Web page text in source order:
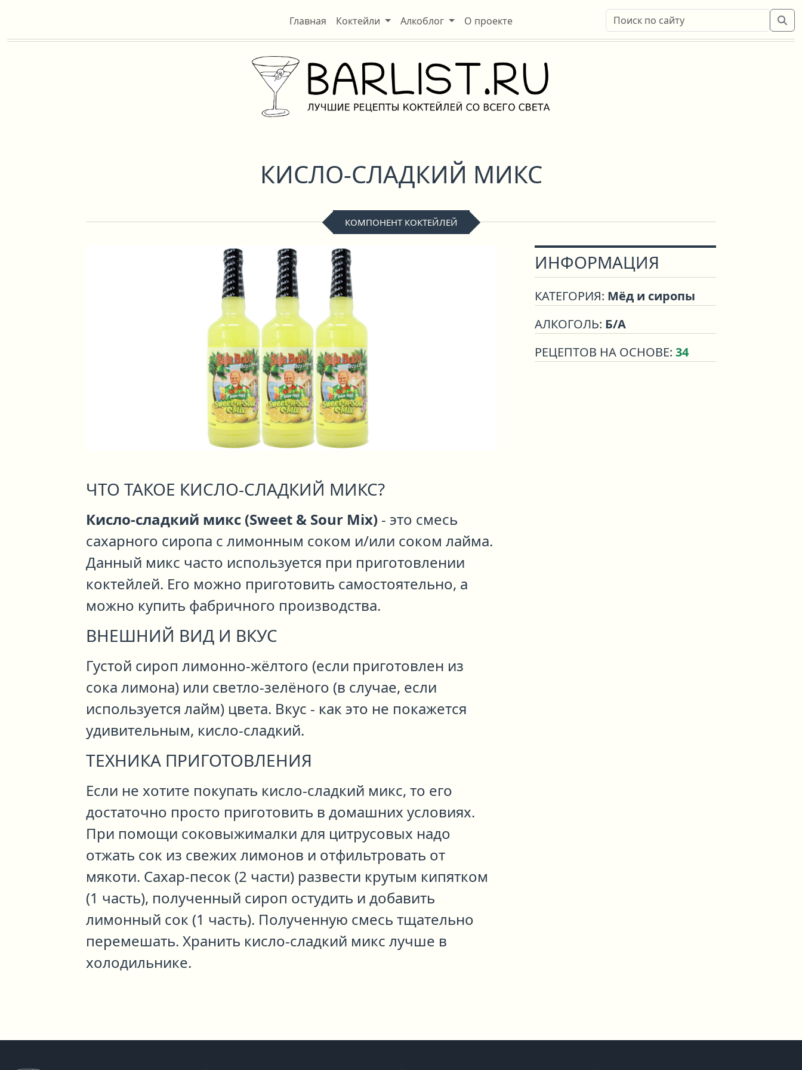
Главная Коктейли Алкоблог О проекте
КИСЛО-СЛАДКИЙ МИКС
КОМПОНЕНТ КОКТЕЙЛЕЙ
ЧТО ТАКОЕ КИСЛО-СЛАДКИЙ МИКС?
Кисло-сладкий микс (Sweet & Sour Mix) - это смесь
сахарного сиропа с лимонным соком и/или соком лайма.
Данный микс часто используется при приготовлении
коктейлей. Его можно приготовить самостоятельно, а
можно купить фабричного производства.
ВНЕШНИЙ ВИД И ВКУС
Густой сироп лимонно-жёлтого (если приготовлен из
сока лимона) или светло-зелёного (в случае, если
используется лайм) цвета. Вкус - как это не покажется
удивительным, кисло-сладкий.
ТЕХНИКА ПРИГОТОВЛЕНИЯ
Если не хотите покупать кисло-сладкий микс, то его
достаточно просто приготовить в домашних условиях.
При помощи соковыжималки для цитрусовых надо
отжать сок из свежих лимонов и отфильтровать от
мякоти. Сахар-песок (2 части) развести крутым кипятком
(1 часть), полученный сироп остудить и добавить
лимонный сок (1 часть). Полученную смесь тщательно
перемешать. Хранить кисло-сладкий микс лучше в
холодильнике.
ИНФОРМАЦИЯ
КАТЕГОРИЯ: Мёд и сиропы
АЛКОГОЛЬ: Б/А
РЕЦЕПТОВ НА ОСНОВЕ: 34